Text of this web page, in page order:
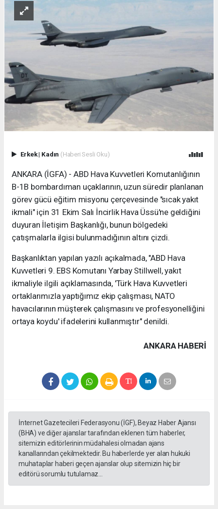
Erkek| Kadın (Haberi Sesli Oku)
ANKARA (İGFA) - ABD Hava Kuvvetleri Komutanlığının
B-1B bombardıman uçaklarının, uzun süredir planlanan
görev gücü eğitim misyonu çerçevesinde "sıcak yakıt
ikmali" için 31 Ekim Salı İncirlik Hava Üssü'ne geldiğini
duyuran İletişim Başkanlığı, bunun bölgedeki
çatışmalarla ilgisi bulunmadığının altını çizdi.
Başkanlıktan yapılan yazılı açıkalmada, "ABD Hava
Kuvvetleri 9. EBS Komutanı Yarbay Stillwell, yakıt
ikmaliyle ilgili açıklamasında, 'Türk Hava Kuvvetleri
ortaklarımızla yaptığımız ekip çalışması, NATO
havacılarının müşterek çalışmasını ve profesyonelliğini
ortaya koydu' ifadelerini kullanmıştır" denildi.
ANKARA HABERİ
İnternet Gazetecileri Federasyonu (İGF), Beyaz Haber Ajansı
(BHA) ve diğer ajanslar tarafından eklenen tüm haberler,
sitemizin editörlerinin müdahalesi olmadan ajans
kanallarından çekilmektedir. Bu haberlerde yer alan hukuki
muhataplar haberi geçen ajanslar olup sitemizin hiç bir
editörü sorumlu tutulamaz...